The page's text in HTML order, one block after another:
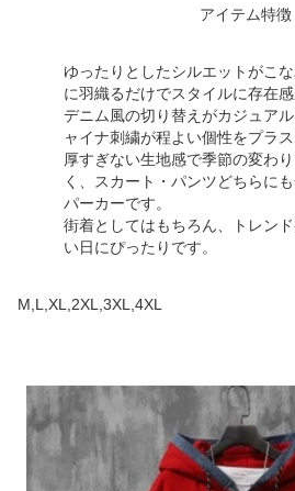
アイテム特徴
ゆったりとしたシルエットがこ
に羽織るだけでスタイルに存在感
デニム風の切り替えがカジュア
ャイナ刺繍が程よい個性をプラス
厚すぎない生地感で季節の変わ
く、スカート・パンツどちらに
パーカーです。
街着としてはもちろん、トレン
い日にぴったりです。
M,L,XL,2XL,3XL,4XL